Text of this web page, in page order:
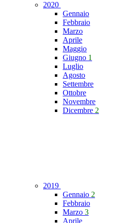
2020
Gennaio
Febbraio
Marzo
Aprile
Maggio
Giugno 1
Luglio
Agosto
Settembre
Ottobre
Novembre
Dicembre 2
2019
Gennaio 2
Febbraio
Marzo 3
Aprile